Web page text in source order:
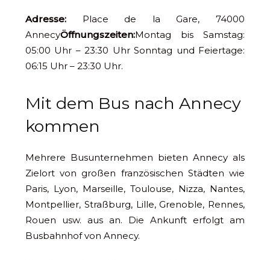
Adresse: Place de la Gare, 74000
AnnecyÖffnungszeiten:Montag bis Samstag:
05:00 Uhr – 23:30 Uhr Sonntag und Feiertage:
06:15 Uhr – 23:30 Uhr.
Mit dem Bus nach Annecy
kommen
Mehrere Busunternehmen bieten Annecy als
Zielort von großen französischen Städten wie
Paris, Lyon, Marseille, Toulouse, Nizza, Nantes,
Montpellier, Straßburg, Lille, Grenoble, Rennes,
Rouen usw. aus an. Die Ankunft erfolgt am
Busbahnhof von Annecy.